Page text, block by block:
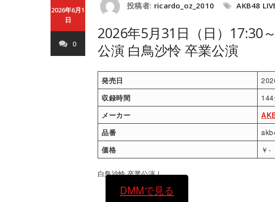
2026年6月1
日
0
投稿者: ricardo_oz_2010 AKB48
2026年5月31日（日）17:30
公演 白鳥沙怜 卒業公演
発売日
収録時間
メーカー
品番
価格
￥-
白鳥沙怜 卒業公演！
DMMで見る